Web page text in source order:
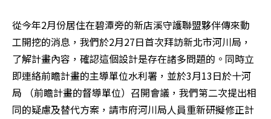
從今年2月份居住在碧潭旁的新店溪守護聯盟夥伴傳來動
工開挖的消息，我們於2月27日首次拜訪新北市河川局，
了解計畫內容，確認這個設計是存在諸多問題的。同時立
即連絡前瞻計畫的主導單位水利署，並於3月13日於十河
局 （前瞻計畫的督導單位）召開會議，我們第二次提出相
同的疑慮及替代方案，請市府河川局人員重新研擬修正計